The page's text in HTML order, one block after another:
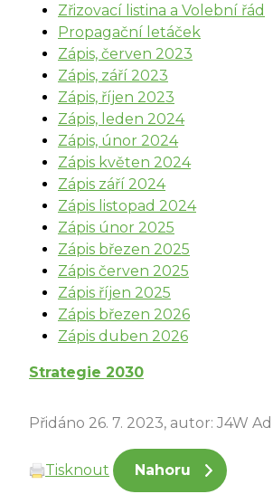
Zřizovací listina a Volební řád
Propagační letáček
Zápis, červen 2023
Zápis, září 2023
Zápis, říjen 2023
Zápis, leden 2024
Zápis, únor 2024
Zápis květen 2024
Zápis září 2024
Zápis listopad 2024
Zápis únor 2025
Zápis březen 2025
Zápis červen 2025
Zápis říjen 2025
Zápis březen 2026
Zápis duben 2026
Strategie 2030
Přidáno 26. 7. 2023, autor: J4W
Tisknout Nahoru